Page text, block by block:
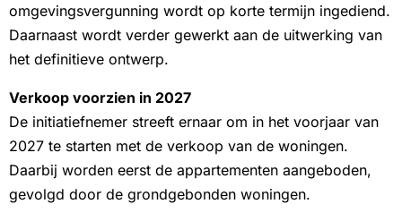
omgevingsvergunning wordt op korte termijn ingediend.
Daarnaast wordt verder gewerkt aan de uitwerking van
het definitieve ontwerp.
Verkoop voorzien in 2027
De initiatiefnemer streeft ernaar om in het voorjaar van
2027 te starten met de verkoop van de woningen.
Daarbij worden eerst de appartementen aangeboden,
gevolgd door de grondgebonden woningen.